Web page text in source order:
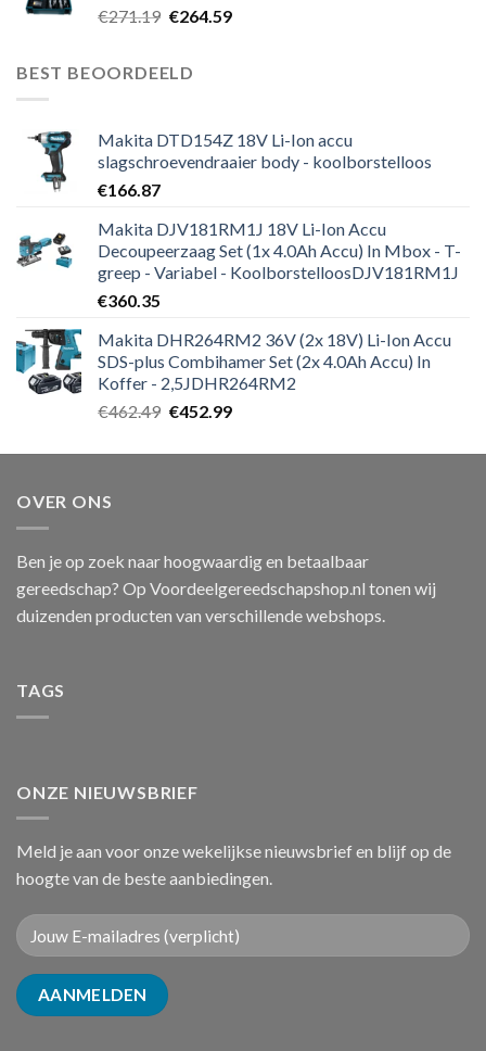
€271.19 Oorspronkelijke
€271.19.
€264.59Huidige
BEST BEOORDEELD
Makita DTD154Z 18V Li-Ion accu
slagschroevendraaier body - koolborstelloos
€166.87
Makita DJV181RM1J 18V Li-Ion Accu
Decoupeerzaag Set (1x 4.0Ah Accu) In Mbox - T-
greep - Variabel - KoolborstelloosDJV181RM1J
€360.35
Makita DHR264RM2 36V (2x 18V) Li-Ion Accu
SDS-plus Combihamer Set (2x 4.0Ah Accu) In
Koffer - 2,5JDHR264RM2
€462.49 Oorspronkelijke
was:
€452.99Huidige
is:
OVER ONS
Ben je op zoek naar hoogwaardig en betaalbaar
gereedschap? Op Voordeelgereedschapshop.nl tonen wij
duizenden producten van verschillende webshops.
TAGS
ONZE NIEUWSBRIEF
Meld je aan voor onze wekelijkse nieuwsbrief en blijf op de
hoogte van de beste aanbiedingen.